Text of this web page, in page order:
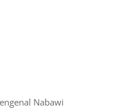
Nabawi